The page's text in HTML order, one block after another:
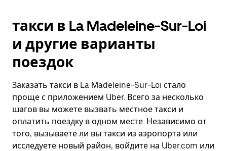
такси в La Madeleine-Sur-Loi
и другие варианты
поездок
Заказать такси в La Madeleine-Sur-Loi стало
проще с приложением Uber. Всего за несколько
шагов вы можете вызвать местное такси и
оплатить поездку в одном месте. Независимо от
того, вызываете ли вы такси из аэропорта или
исследуете новый район, войдите на Uber.com или